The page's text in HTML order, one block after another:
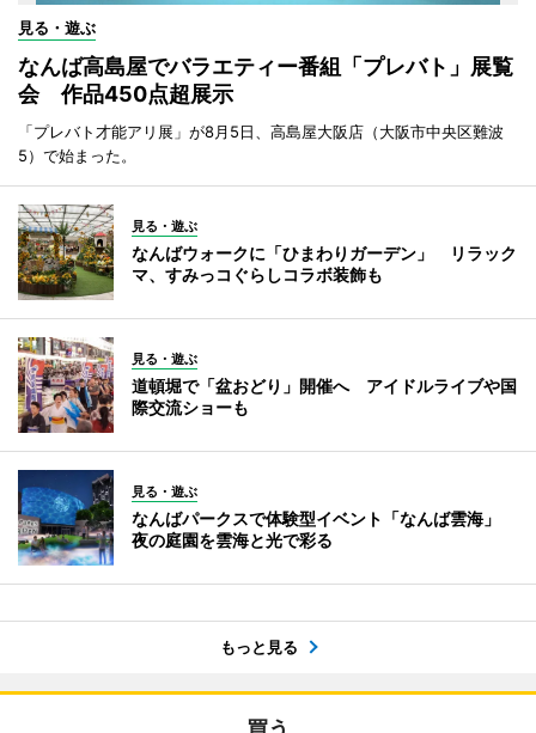
見る・遊ぶ
なんば高島屋でバラエティー番組「プレバト」展覧
会 作品450点超展示
「プレバト才能アリ展」が8月5日、高島屋大阪店（大阪市中央区難波
5）で始まった。
見る・遊ぶ
なんばウォークに「ひまわりガーデン」 リラック
マ、すみっコぐらしコラボ装飾も
見る・遊ぶ
道頓堀で「盆おどり」開催へ アイドルライブや国
際交流ショーも
見る・遊ぶ
なんばパークスで体験型イベント「なんば雲海」
夜の庭園を雲海と光で彩る
もっと見る